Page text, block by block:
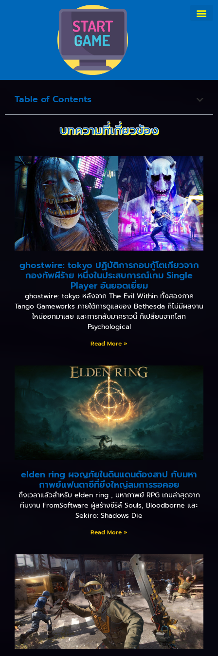
Table of Contents
บทความที่เกี่ยวข้อง
ghostwire: tokyo ปฏิบัติการกอบกู้โตเกียวจาก
กองทัพผีร้าย หนึ่งในประสบการณ์เกม Single
Player อันยอดเยี่ยม
ghostwire: tokyo หลังจาก The Evil Within ทั้งสองภาค
Tango Gameworks ภายใต้การดูแลของ Bethesda ก็ไม่มีผลงาน
ใหม่ออกมาเลย และการกลับมาคราวนี้ ก็เปลี่ยนจากโลก
Psychological
Read More »
elden ring ผจญภัยในดินแดนต้องสาป กับมหา
กาพย์แฟนตาซีที่ยิ่งใหญ่สมการรอคอย
ถึงเวลาแล้วสำหรับ elden ring , มหากาพย์ RPG เกมล่าสุดจาก
ทีมงาน FromSoftware ผู้สร้างซีรีส์ Souls, Bloodborne และ
Sekiro: Shadows Die
Read More »